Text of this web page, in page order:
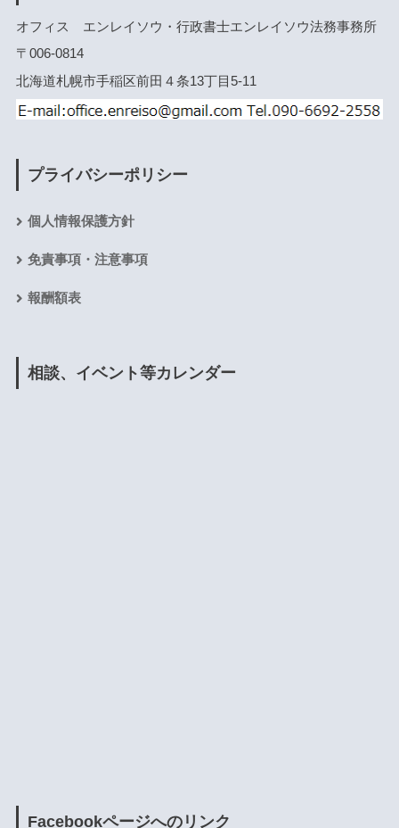
オフィス エンレイソウ・行政書士エンレイソウ法務事務所
〒006-0814
北海道札幌市手稲区前田４条13丁目5-11
プライバシーポリシー
個人情報保護方針
免責事項・注意事項
報酬額表
相談、イベント等カレンダー
Facebookページへのリンク